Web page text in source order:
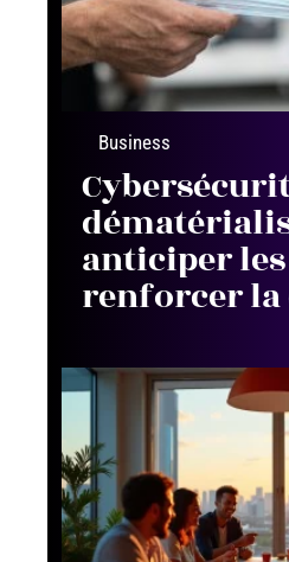
Business
anticiper
renforcer la